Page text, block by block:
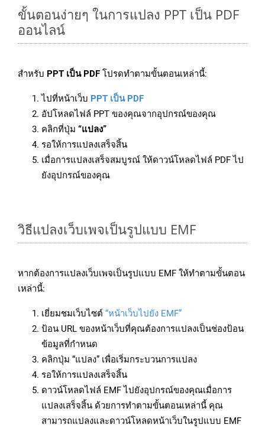
ขั้นตอนง่ายๆ ในการแปลง PPT เป็น PDF
ออนไลน์
สำหรับ PPT เป็น PDF โปรดทำตามขั้นตอนเหล่านี้:
ไปที่หน้าเว็บ PPT เป็น PDF
อัปโหลดไฟล์ PPT ของคุณจากอุปกรณ์ของคุณ
คลิกที่ปุ่ม “แปลง”
รอให้การแปลงเสร็จสิ้น
เมื่อการแปลงเสร็จสมบูรณ์ ให้ดาวน์โหลดไฟล์ PDF ไป
ยังอุปกรณ์ของคุณ
วิธีแปลงเว็บเพจเป็นรูปแบบ EMF
หากต้องการแปลงเว็บเพจเป็นรูปแบบ EMF ให้ทำตามขั้นตอน
เหล่านี้:
เยี่ยมชมเว็บไซต์ “หน้าเว็บไปยัง EMF”
ป้อน URL ของหน้าเว็บที่คุณต้องการแปลงเป็นช่องป้อน
ข้อมูลที่กำหนด
คลิกปุ่ม “แปลง” เพื่อเริ่มกระบวนการแปลง
รอให้การแปลงเสร็จสิ้น
ดาวน์โหลดไฟล์ EMF ไปยังอุปกรณ์ของคุณเมื่อการ
แปลงเสร็จสิ้น ด้วยการทำตามขั้นตอนเหล่านี้ คุณ
สามารถแปลงและดาวน์โหลดหน้าเว็บในรูปแบบ EMF